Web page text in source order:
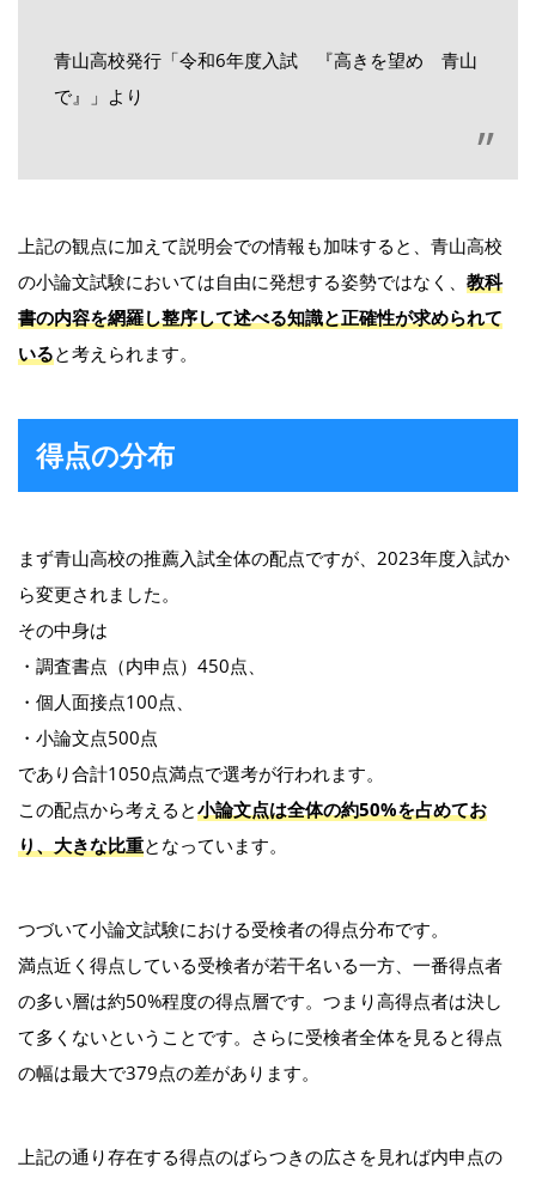
青山高校発行「令和6年度入試 『高きを望め 青山
で』」より
上記の観点に加えて説明会での情報も加味すると、青山高校
の小論文試験においては自由に発想する姿勢ではなく、 教科
書の内容を網羅し整序して述べる知識と正確性が求められて
いると考えられます。
得点の分布
まず青山高校の推薦入試全体の配点ですが、2023年度入試か
ら変更されました。
その中身は
・調査書点（内申点）450点、
・個人面接点100点、
・小論文点500点
であり合計1050点満点で選考が行われます。
この配点から考えると小論文点は全体の約50%を占めてお
り、大きな比重となっています。
つづいて小論文試験における受検者の得点分布です。
満点近く得点している受検者が若干名いる一方、一番得点者
の多い層は約50%程度の得点層です。つまり高得点者は決し
て多くないということです。さらに受検者全体を見ると得点
の幅は最大で379点の差があります。
上記の通り存在する得点のばらつきの広さを見れば内申点の